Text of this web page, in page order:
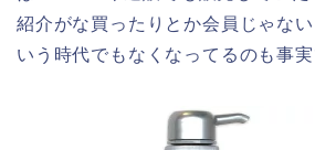
紹介がな買ったりとか会員じゃな
いう時代でもなくなってるのも事実